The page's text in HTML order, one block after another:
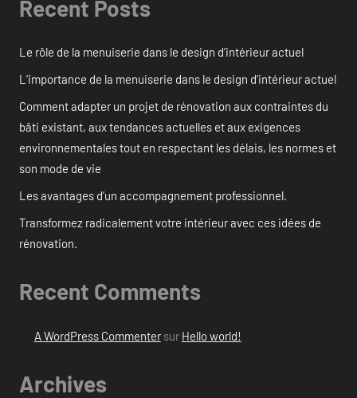
Recent Posts
Le rôle de la menuiserie dans le design d’intérieur actuel
L’importance de la menuiserie dans le design d’intérieur actuel
Comment adapter un projet de rénovation aux contraintes du
bâti existant, aux tendances actuelles et aux exigences
environnementales tout en respectant les délais, les normes et
son mode de vie
Les avantages d’un accompagnement professionnel.
Transformez radicalement votre intérieur avec ces idées de
rénovation.
Recent Comments
A WordPress Commentersur Hello world!
Archives